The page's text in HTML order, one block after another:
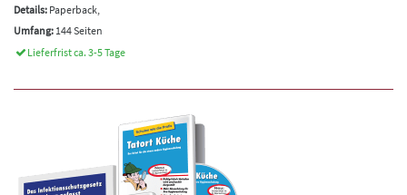
Details: Paperback,
Umfang: 144 Seiten
Lieferfrist ca. 3-5 Tage